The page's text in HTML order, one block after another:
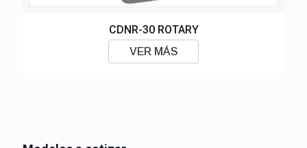
CDNR-30 ROTARY
VER MÁS